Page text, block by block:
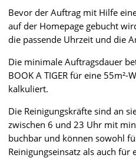
Bevor der Auftrag mit Hilfe
auf der Homepage gebucht
die passende Uhrzeit und die
Die minimale Auftragsdauer
BOOK A TIGER für eine 55m²-
kalkuliert.
Die Reinigungskräfte sind an
zwischen 6 und 23 Uhr mit
buchbar und können sowohl
Reinigungseinsatz als auch